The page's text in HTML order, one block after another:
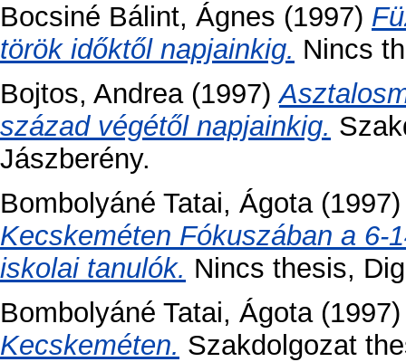
Bocsiné Bálint, Ágnes (1997)
török időktől napjainkig. Nincs
Bojtos, Andrea(1997)
század végétől napjainkig.
Jászberény.
Bombolyáné Tatai, Ágota
Kecskeméten Fókuszában a 6-
iskolai tanulók. Nincs thesis,
Bombolyáné Tatai, Ágota
Kecskeméten. Szakdolgozat